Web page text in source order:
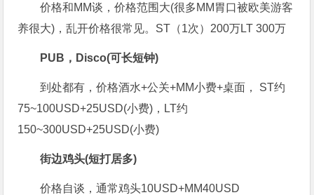
价格和MM谈，价格范围大(很多MM胃口被欧美游客
养很大)，乱开价格很常见。ST（1次）200万LT 300万
PUB，Disco(可长短钟)
到处都有，价格酒水+公关+MM小费+桌面， ST约
75~100USD+25USD(小费)，LT约
150~300USD+25USD(小费)
街边鸡头(短打居多)
价格自谈，通常鸡头10USD+MM40USD